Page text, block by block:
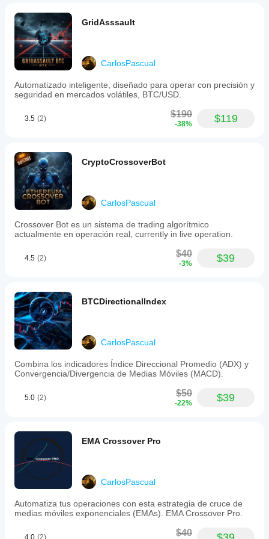
closes
open
trades
on
Fridays,
but
only
those
that
are
Risk
an
optional
volume
calculation
based
on
user-
defined
allowing
for
control.
The
bot’s
operational
parameters
can
be
tailored
to
user
focusing
controlled
exposure
and
timing
Profilo di trading
e della
qualità di
esecuzione.
Testare il
bot nel tuo
ambiente ti
aiuterà a
capire come
si
quando
reali.
GridAsssault
CarlosPascual
Automatizado inteligente, diseñado para operar con precisión y
seguridad en mercados volátiles, BTC/USD.
3.5 (2) $190
-38% $119
CryptoCrossoverBot
CarlosPascual
Crossover Bot es un sistema de trading algorítmico
actualmente en operación real, currently in live operation.
4.5 (2) $40
-3% $39
BTCDirectionalIndex
CarlosPascual
Combina los indicadores Índice Direccional Promedio (ADX) y
Convergencia/Divergencia de Medias Móviles (MACD).
5.0 (2) $50
-22% $39
EMA Crossover Pro
CarlosPascual
Automatiza tus operaciones con esta estrategia de cruce de
medias móviles exponenciales (EMAs). EMA Crossover Pro.
4.0 (2) $40